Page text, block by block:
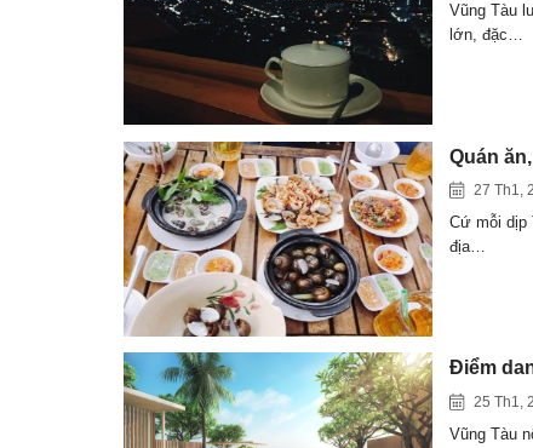
Vũng Tàu
lớn, đặc…
Quán
27 Th1,
Cứ mỗi dịp
địa…
Điểm
25 Th1,
Vũng Tàu